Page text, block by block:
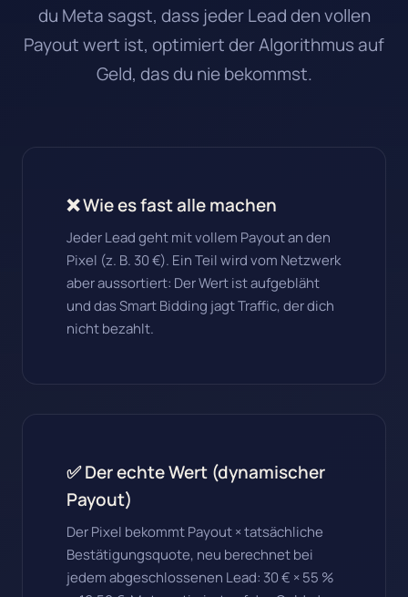
du Meta sagst, dass jeder Lead den vollen
Payout wert ist, optimiert der Algorithmus auf
Geld, das du nie bekommst.
❌ Wie es fast alle machen
Jeder Lead geht mit vollem Payout an den
Pixel (z. B. 30 €). Ein Teil wird vom Netzwerk
aber aussortiert: Der Wert ist aufgebläht
und das Smart Bidding jagt Traffic, der dich
nicht bezahlt.
✅ Der echte Wert (dynamischer
Payout)
Der Pixel bekommt Payout × tatsächliche
Bestätigungsquote, neu berechnet bei
jedem abgeschlossenen Lead: 30 € × 55 %